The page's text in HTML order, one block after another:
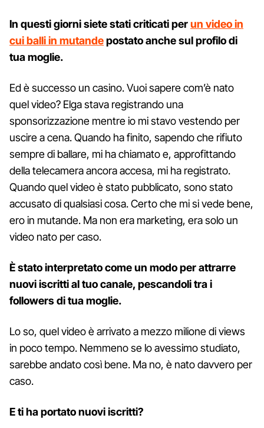
In questi giorni siete stati criticati perun video in
cui balli in mutandepostato anche sul profilo di
tua moglie.
Ed è successo un casino. Vuoi sapere com’è nato
quel video? Elga stava registrando una
sponsorizzazione mentre io mi stavo vestendo per
uscire a cena. Quando ha finito, sapendo che rifiuto
sempre di ballare, mi ha chiamato e, approfittando
della telecamera ancora accesa, mi ha registrato.
Quando quel video è stato pubblicato, sono stato
accusato di qualsiasi cosa. Certo che mi si vede bene,
ero in mutande. Ma non era marketing, era solo un
video nato per caso.
È stato interpretato come un modo per attrarre
nuovi iscritti al tuo canale, pescandoli tra i
followers di tua moglie.
Lo so, quel video è arrivato a mezzo milione di views
in poco tempo. Nemmeno se lo avessimo studiato,
sarebbe andato così bene. Ma no, è nato davvero per
caso.
E ti ha portato nuovi iscritti?